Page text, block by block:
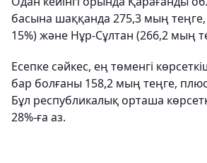
басына шаққанда 275,3 мың
15%) және Нұр-Сұлтан (266,2 мың
Есепке сәйкес, ең төменгі
бар болғаны 158,2 мың теңге,
Бұл республикалық орташа
28%-ға аз.